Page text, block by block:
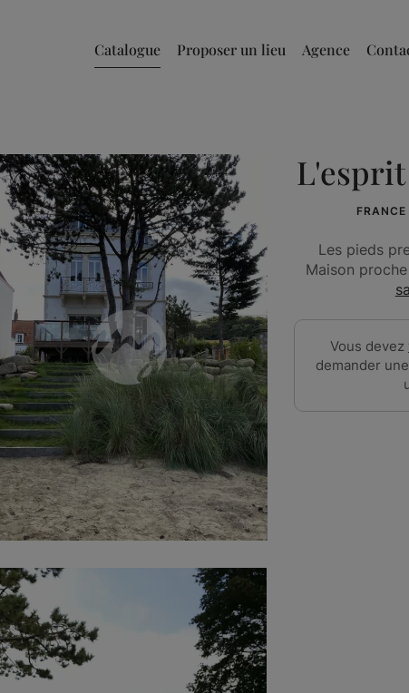
Catalogue Proposer un lieu Agence
Les pieds
Maison
Vous devez
demander